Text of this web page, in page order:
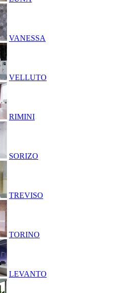
VANESSA
VELLUTO
RIMINI
SORIZO
TREVISO
TORINO
LEVANTO